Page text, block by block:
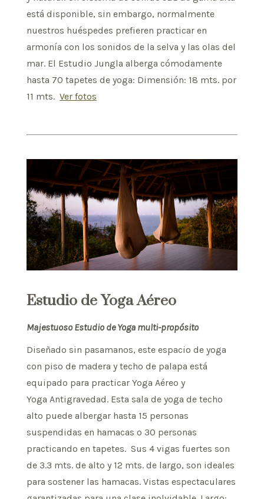
está disponible, sin embargo, normalmente
nuestros huéspedes prefieren practicar en
armonía con los sonidos de la selva y las olas del
mar. El Estudio Jungla alberga cómodamente
hasta 70 tapetes de yoga: Dimensión: 18 mts. por
11 mts. Ver fotos
Estudio de Yoga Aéreo
Majestuoso Estudio de Yoga multi-propósito
Diseñado sin pasamanos, este espacio de yoga
con piso de madera y techo de palapa está
equipado para practicar Yoga Aéreo y
Yoga Antigravedad. Esta sala de yoga de techo
alto puede albergar hasta 15 personas
suspendidas en hamacas o 30 personas
practicando en tapetes. Sus 4 vigas fuertes son
de 3.3 mts. de alto y 12 mts. de largo, son ideales
para sostener las hamacas. Vistas espectaculares